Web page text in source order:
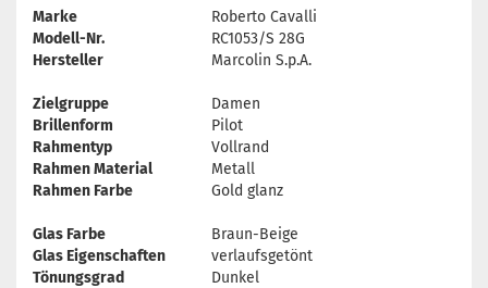
Marke
Roberto Cavalli
Modell-Nr.
RC1053/S 28G
Hersteller
Marcolin S.p.A.
Zielgruppe
Damen
Brillenform
Pilot
Rahmentyp
Vollrand
Rahmen Material
Metall
Rahmen Farbe
Gold glanz
Glas Farbe
Braun-Beige
Glas Eigenschaften
verlaufsgetönt
Tönungsgrad
Dunkel